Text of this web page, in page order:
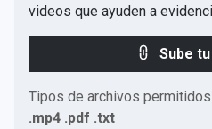
videos que ayuden a
Sube
Tipos de archivos permitidos
.mp4 .pdf .txt